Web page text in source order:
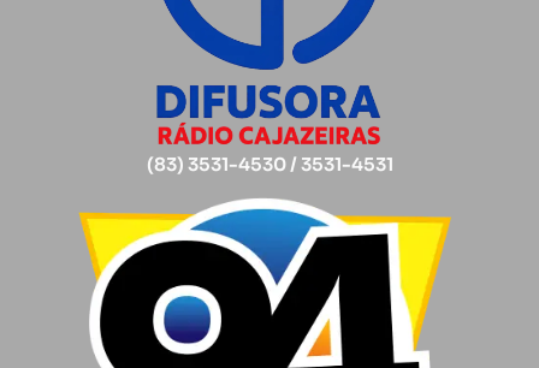
(83) 3531-4530 / 3531-4531